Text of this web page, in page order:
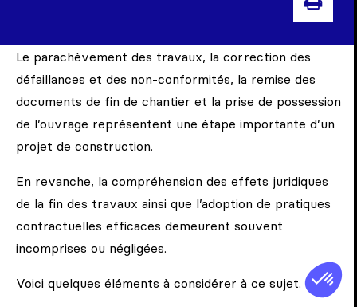
Le parachèvement des travaux, la correction des
défaillances et des non-conformités, la remise des
documents de fin de chantier et la prise de possession
de l’ouvrage représentent une étape importante d’un
projet de construction.
En revanche, la compréhension des effets juridiques
de la fin des travaux ainsi que l’adoption de pratiques
contractuelles efficaces demeurent souvent
incomprises ou négligées.
Voici quelques éléments à considérer à ce sujet.